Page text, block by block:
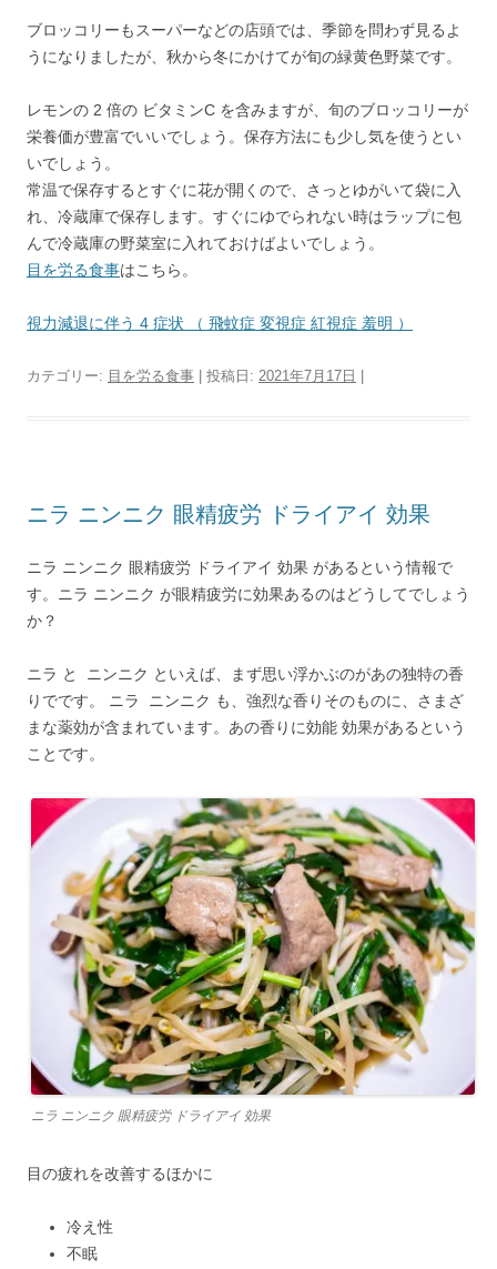
ブロッコリーもスーパーなどの店頭では、季節を問わず見るよ
うになりましたが、秋から冬にかけてが旬の緑黄色野菜です。
レモンの 2 倍の ビタミンC を含みますが、旬のブロッコリーが
栄養価が豊富でいいでしょう。保存方法にも少し気を使うとい
いでしょう。
常温で保存するとすぐに花が開くので、さっとゆがいて袋に入
れ、冷蔵庫で保存します。すぐにゆでられない時はラップに包
んで冷蔵庫の野菜室に入れておけばよいでしょう。
目を労る食事はこちら。
視力減退に伴う 4 症状 （ 飛蚊症 変視症 紅視症 羞明 ）
カテゴリー: 目を労る食事 | 投稿日: 2021年7月17日
ニラ ニンニク 眼精疲労 ドライアイ 効果
ニラ ニンニク 眼精疲労 ドライアイ 効果 があるという情報で
す。ニラ ニンニク が眼精疲労に効果あるのはどうしてでしょう
か？
ニラ と ニンニク といえば、まず思い浮かぶのがあの独特の香
りでです。 ニラ ニンニク も、強烈な香りそのものに、さまざ
まな薬効が含まれています。あの香りに効能 効果があるという
ことです。
ニラ ニンニク 眼精疲労 ドライアイ 効果
目の疲れを改善するほかに
冷え性
不眠